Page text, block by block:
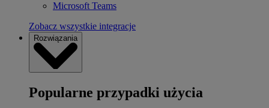
Microsoft Teams
Zobacz wszystkie integracje
Rozwiązania
Popularne przypadki użycia